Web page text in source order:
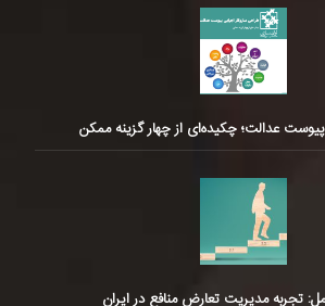
پیوست عدالت؛ چکیده‌ای از چهار گزینه ممکن